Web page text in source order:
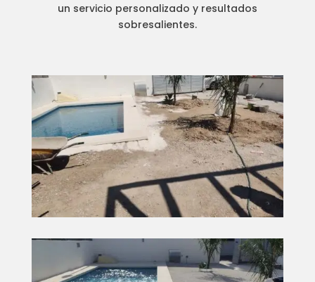
un servicio personalizado y resultados
sobresalientes.